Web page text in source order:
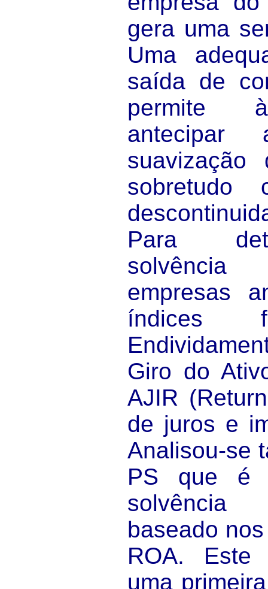
gera uma
Uma
saída de
permite
sobretudo
Para
empresas
índices
Giro do
AJIR
de juros e
Analisou-se
PS que é
solvência
baseado
ROA. Este
uma